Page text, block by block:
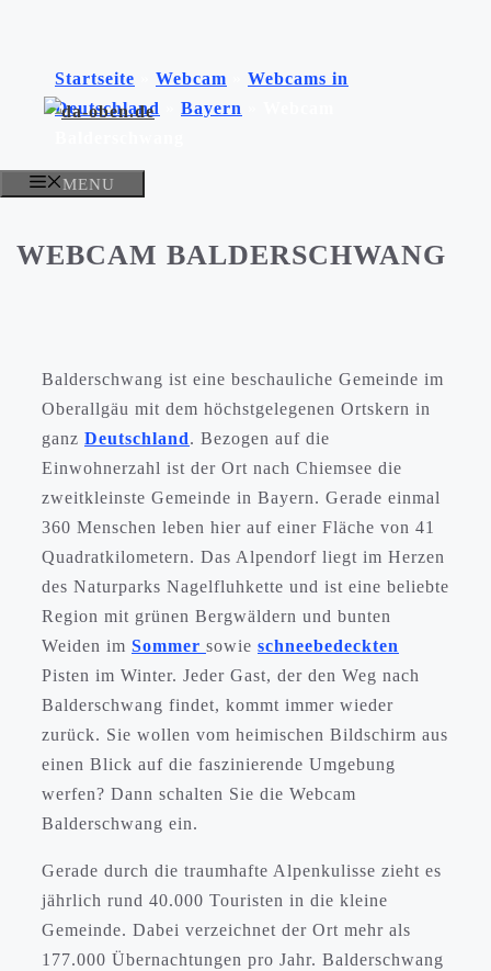
springen
MENU
Startseite Webcam
Webcams in
Deutschland
Bayern
WEBCAM BALDERSCHWANG
Balderschwang ist eine beschauliche Gemeinde im
Oberallgäu mit dem höchstgelegenen Ortskern in
ganz Deutschland. Bezogen auf die
Einwohnerzahl ist der Ort nach Chiemsee die
zweitkleinste Gemeinde in Bayern. Gerade einmal
360 Menschen leben hier auf einer Fläche von 41
Quadratkilometern. Das Alpendorf liegt im Herzen
des Naturparks Nagelfluhkette und ist eine beliebte
Region mit grünen Bergwäldern und bunten
Weiden im Sommer sowie schneebedeckten
Pisten im Winter. Jeder Gast, der den Weg nach
Balderschwang findet, kommt immer wieder
zurück. Sie wollen vom heimischen Bildschirm aus
einen Blick auf die faszinierende Umgebung
werfen? Dann schalten Sie die Webcam
Balderschwang ein.
Gerade durch die traumhafte Alpenkulisse zieht es
jährlich rund 40.000 Touristen in die kleine
Gemeinde. Dabei verzeichnet der Ort mehr als
177.000 Übernachtungen pro Jahr. Balderschwang